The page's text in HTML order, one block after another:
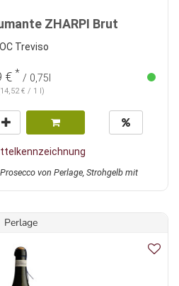
ZHARPI Brut
Treviso
€ * / 0,75l
€ / 1 l)
von Perlage, Strohgelb mit
Perlage